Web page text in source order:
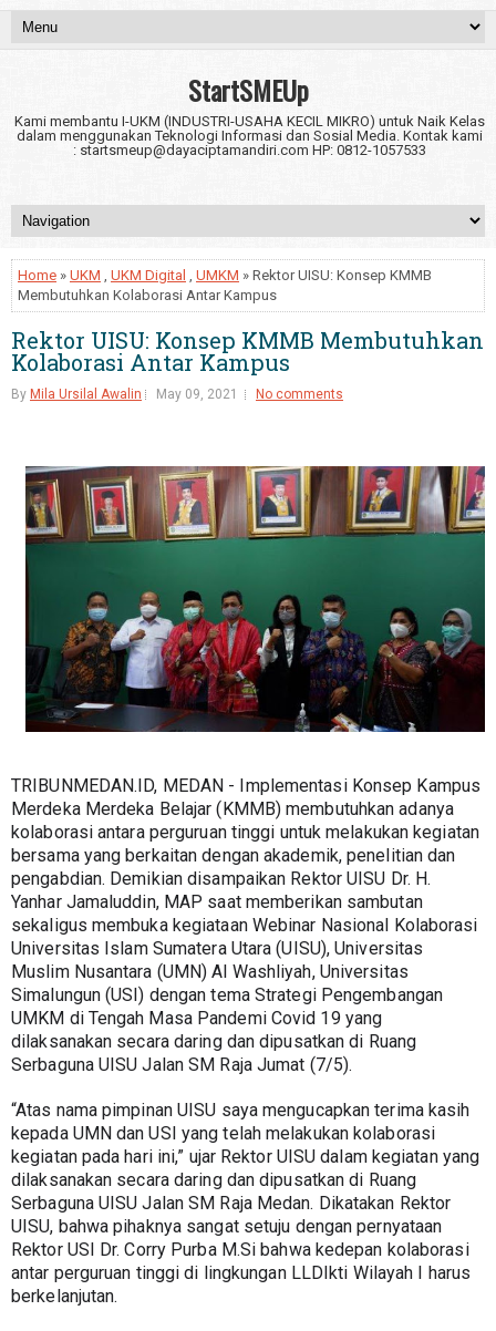
StartSMEUp
Kami membantu I-UKM (INDUSTRI-USAHA KECIL MIKRO) untuk Naik Kelas
dalam menggunakan Teknologi Informasi dan Sosial Media. Kontak kami
: startsmeup@dayaciptamandiri.com HP: 0812-1057533
Home » UKM , UKM Digital , UMKM » Rektor UISU: Konsep KMMB
Membutuhkan Kolaborasi Antar Kampus
Rektor UISU: Konsep KMMB Membutuhkan
Kolaborasi Antar Kampus
By Mila Ursilal Awalin May 09, 2021 No comments
TRIBUNMEDAN.ID, MEDAN - Implementasi Konsep Kampus
Merdeka Merdeka Belajar (KMMB) membutuhkan adanya
kolaborasi antara perguruan tinggi untuk melakukan kegiatan
bersama yang berkaitan dengan akademik, penelitian dan
pengabdian. Demikian disampaikan Rektor UISU Dr. H.
Yanhar Jamaluddin, MAP saat memberikan sambutan
sekaligus membuka kegiataan Webinar Nasional Kolaborasi
Universitas Islam Sumatera Utara (UISU), Universitas
Muslim Nusantara (UMN) Al Washliyah, Universitas
Simalungun (USI) dengan tema Strategi Pengembangan
UMKM di Tengah Masa Pandemi Covid 19 yang
dilaksanakan secara daring dan dipusatkan di Ruang
Serbaguna UISU Jalan SM Raja Jumat (7/5).
“Atas nama pimpinan UISU saya mengucapkan terima kasih
kepada UMN dan USI yang telah melakukan kolaborasi
kegiatan pada hari ini,” ujar Rektor UISU dalam kegiatan yang
dilaksanakan secara daring dan dipusatkan di Ruang
Serbaguna UISU Jalan SM Raja Medan. Dikatakan Rektor
UISU, bahwa pihaknya sangat setuju dengan pernyataan
Rektor USI Dr. Corry Purba M.Si bahwa kedepan kolaborasi
antar perguruan tinggi di lingkungan LLDIkti Wilayah I harus
berkelanjutan.